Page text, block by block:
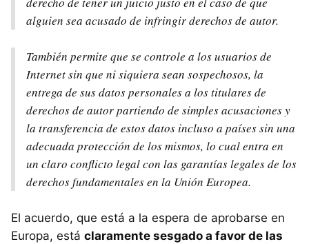
alguien sea acusado de infringir derechos de autor.
También permite que se controle a los usuarios de
Internet sin que ni siquiera sean sospechosos, la
entrega de sus datos personales a los titulares de
derechos de autor partiendo de simples acusaciones y
la transferencia de estos datos incluso a países sin una
adecuada protección de los mismos, lo cual entra en
un claro conflicto legal con las garantías legales de los
derechos fundamentales en la Unión Europea.
El acuerdo, que está a la espera de aprobarse en
Europa, está claramente sesgado a favor de las